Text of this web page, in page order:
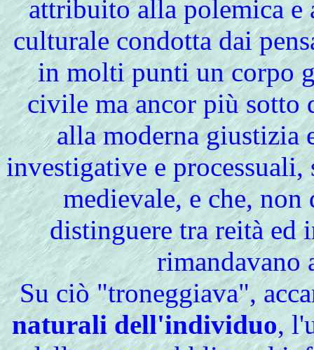
attribuito alla polemica
culturale condotta dai
in molti punti un corpo
civile ma ancor più sotto
alla moderna giustizia
investigative e
medievale, e che,
distinguere tra reità ed
rimandavano
Suciò "troneggiava",
naturali dell'individuo,